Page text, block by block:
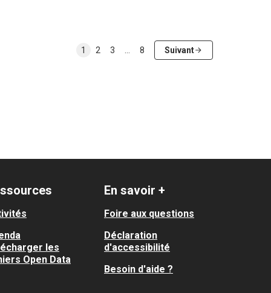
1 2 3 8 Suivant
les
Open Data
En savoir +
Foire aux questions
Déclaration
d'accessibilité
Besoin d'aide ?